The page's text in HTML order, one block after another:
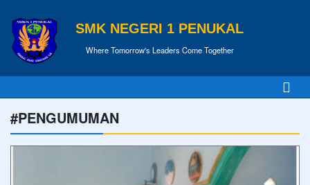
SMK NEGERI 1 PENUKAL
Where Tomorrow's Leaders Come Together
#PENGUMUMAN